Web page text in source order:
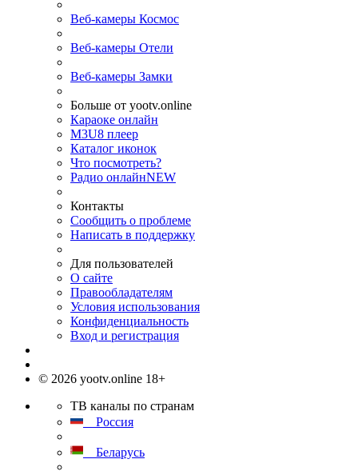
Веб-камеры Космос
Веб-камеры Отели
Веб-камеры Замки
Больше от yootv.online
Караоке онлайн
M3U8 плеер
Каталог иконок
Что посмотреть?
Радио онлайнNEW
Контакты
Сообщить о проблеме
Написать в поддержку
Для пользователей
О сайте
Правообладателям
Условия использования
Конфиденциальность
Вход и регистрация
© 2026 yootv.online 18+
ТВ каналы по странам
Россия
Беларусь